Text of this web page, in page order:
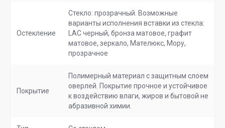
Остекление
Стекло: прозрачный. Возможные
варианты исполнения вставки из стекла:
LAC черный, бронза матовое, графит
матовое, зеркало, Мателюкс, Мору,
прозрачное
Покрытие
Полимерный материал с защитным слоем
оверлей. Покрытие прочное и устойчивое
к воздействию влаги, жиров и бытовой не
абразивной химии.